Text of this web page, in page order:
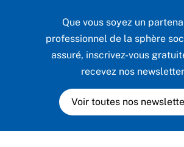
Que vous soyez un
professionnel de la sphère
assuré, inscrivez-vous
recevez nos
Voir toutes nos